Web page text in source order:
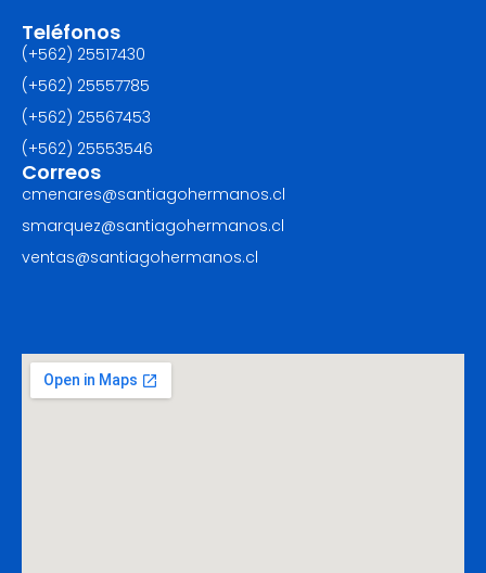
Teléfonos
(+562) 25517430‬
(+562) 25557785
(+562) 25567453‬
(+562) ‪25553546
Correos
cmenares@santiagohermanos.cl
smarquez@santiagohermanos.cl
ventas@santiagohermanos.cl